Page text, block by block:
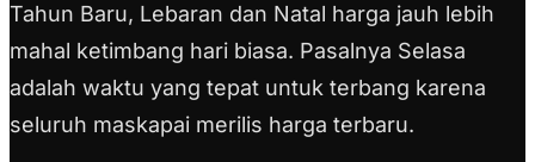
Tahun Baru, Lebaran dan Natal harga jauh lebih
mahal ketimbang hari biasa. Pasalnya Selasa
adalah waktu yang tepat untuk terbang karena
seluruh maskapai merilis harga terbaru.